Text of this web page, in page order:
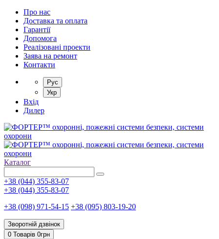
Про нас
Доставка та оплата
Гарантії
Допомога
Реалізовані проекти
Заява на ремонт
Контакти
Рус
Укр
Вхід
Дилер
Каталог
+38 (044) 355-83-07
+38 (044) 355-83-07
+38 (098) 971-54-15 +38 (095) 803-19-20
Зворотній дзвінок
0 Товарів 0грн